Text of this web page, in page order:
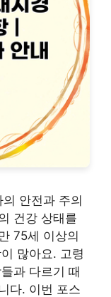
안전과 주의
건강 상태를
75세 이상의
많아요. 고령
과 다르기 때
다. 이번 포스